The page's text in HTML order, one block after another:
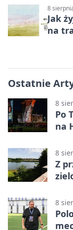
8
Jak
na
Ostatnie
8
Po
na
8
Z
8